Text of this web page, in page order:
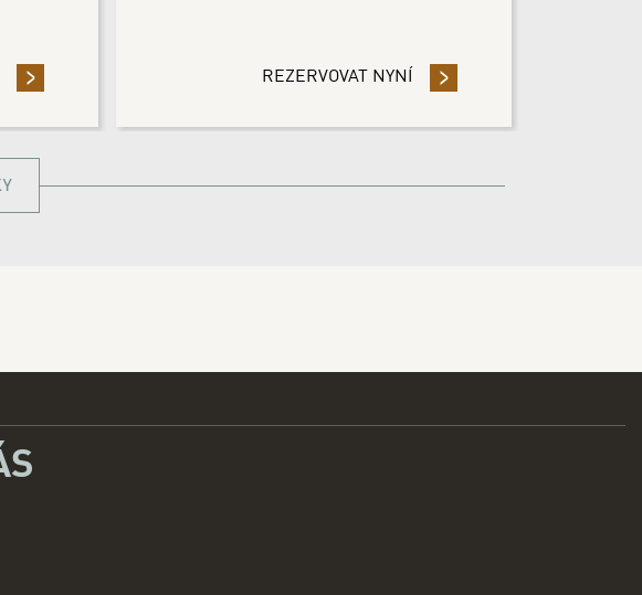
- PŘEDPLAŤTE SVOJI REZERVACI A UŠETŘETE 20%
REZERVOVAT NYNÍ - ZŮSTAŇTE 3 NOCI ČI VÍCE